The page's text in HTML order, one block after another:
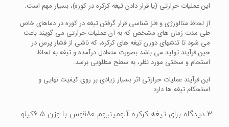
این عملیات حرارتی (یا قرار دادن تیغه کرکره در کوره)، بسیار مهم است.
از لحاظ متالورژی و فلز شناسی قرار گرفتن تیغه در کوره در دماهای خاص
طی مدت زمان های مشخص که به آن عملیات حرارتی می گویند باعث
می شود تا تنشهای دورن تیغه های کرکره، که ناشی از فشار پرس در
حین فرآیند تولید می باشد بصورت متعادل درآمده و تیغه به لحاظ
استحام و سختی مورد نظر، به سطح مطلوبی برسد.
این فرآیند عملیات حرارتی اثر بسیار زیادی بر روی کیفیت نهایی و
استحکام تیغه ها دارد.
3 دیدگاه برای تیغه کرکره آلومینیوم 80قوس با وزن 6.5کیلو